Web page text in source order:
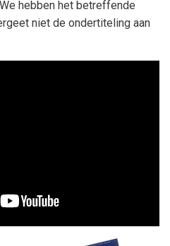
hebben het betreffende
niet de ondertiteling aan